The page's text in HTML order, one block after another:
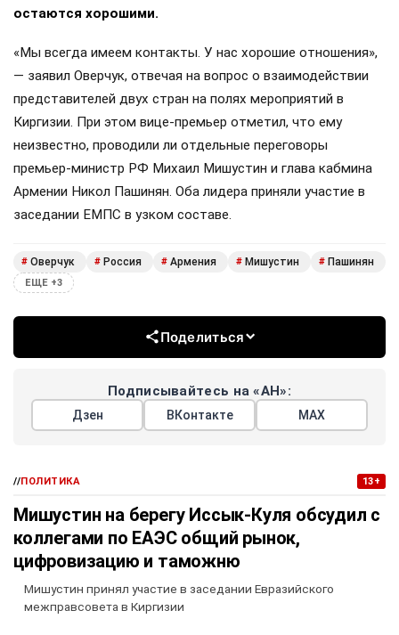
остаются хорошими.
«Мы всегда имеем контакты. У нас хорошие отношения»,
— заявил Оверчук, отвечая на вопрос о взаимодействии
представителей двух стран на полях мероприятий в
Киргизии. При этом вице-премьер отметил, что ему
неизвестно, проводили ли отдельные переговоры
премьер-министр РФ Михаил Мишустин и глава кабмина
Армении Никол Пашинян. Оба лидера приняли участие в
заседании ЕМПС в узком составе.
# Оверчук # Россия # Армения # Мишустин # Пашинян
ЕЩЕ +3
Поделиться
Подписывайтесь на «АН»:
Дзен ВКонтакте МАХ
//ПОЛИТИКА 13+
Мишустин на берегу Иссык-Куля обсудил с
коллегами по ЕАЭС общий рынок,
цифровизацию и таможню
Мишустин принял участие в заседании Евразийского
межправсовета в Киргизии